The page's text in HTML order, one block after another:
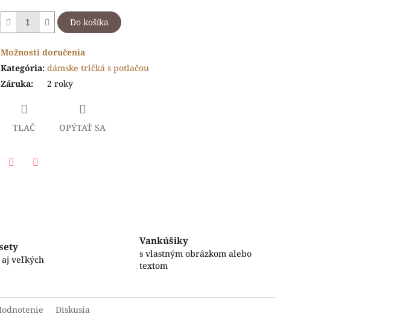
Do košíka
Možnosti doručenia
Kategória: dámske tričká s potlačou
Záruka: 2 roky
TLAČ OPÝTAŤ SA
veľkých
Vankúšiky
s vlastným obrázkom alebo
textom
Diskusia